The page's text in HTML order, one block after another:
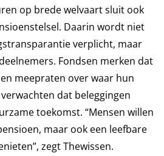
op brede welvaart sluit ook
Daarin wordt niet
verplicht, maar
Fondsen merken dat
meepraten over waar hun
dat beleggingen
toekomst. “Mensen willen
maar ook een leefbare
zegt Thewissen.